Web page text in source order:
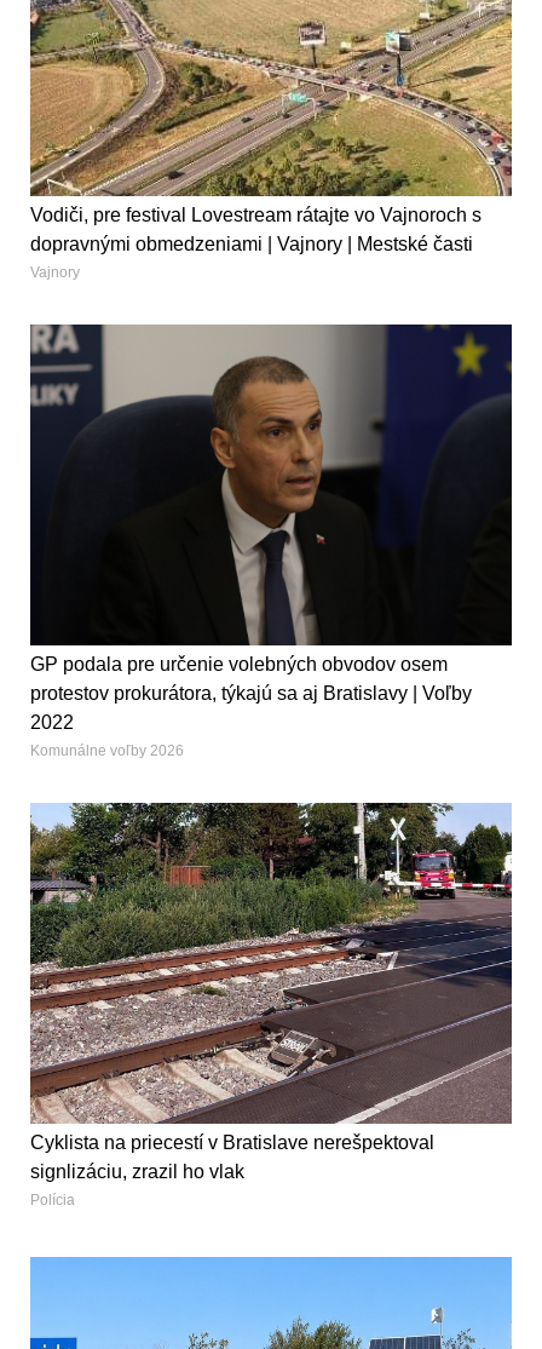
Vodiči, pre festival Lovestream rátajte vo Vajnoroch s
dopravnými obmedzeniami | Vajnory | Mestské časti
Vajnory
GP podala pre určenie volebných obvodov osem
protestov prokurátora, týkajú sa aj Bratislavy | Voľby
2022
Komunálne voľby 2026
Cyklista na priecestí v Bratislave nerešpektoval
signlizáciu, zrazil ho vlak
Polícia